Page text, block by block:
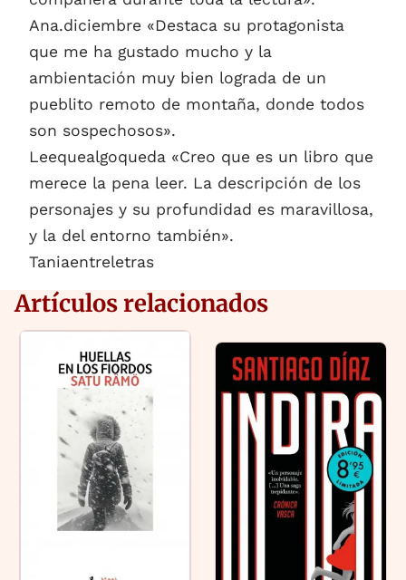
Ana.diciembre «Destaca su protagonista
que me ha gustado mucho y la
ambientación muy bien lograda de un
pueblito remoto de montaña, donde todos
son sospechosos».
Leequealgoqueda «Creo que es un libro que
merece la pena leer. La descripción de los
personajes y su profundidad es maravillosa,
y la del entorno también».
Taniaentreletras
Artículos relacionados